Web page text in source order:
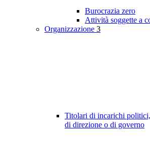
Burocrazia zero
Attività soggette a
Organizzazione 3
Titolari di incarichi
di direzione o di governo